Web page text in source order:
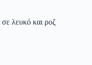
σε λευκό και ροζ